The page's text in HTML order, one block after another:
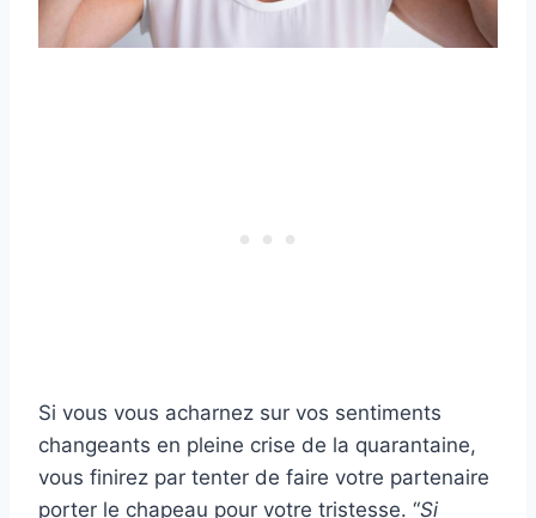
Si vous vous acharnez sur vos sentiments
changeants en pleine crise de la quarantaine,
vous finirez par tenter de faire votre partenaire
porter le chapeau pour votre tristesse. “Si